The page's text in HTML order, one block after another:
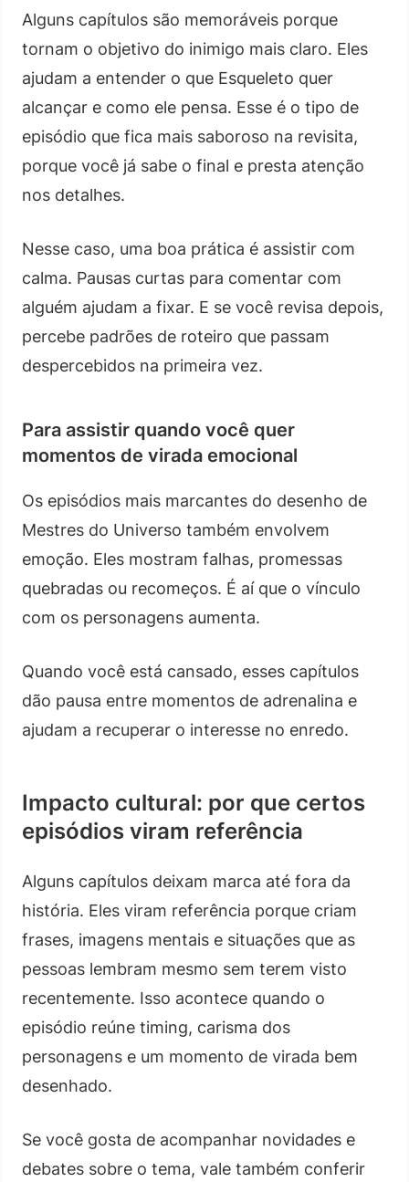
Alguns capítulos são memoráveis porque
tornam o objetivo do inimigo mais claro. Eles
ajudam a entender o que Esqueleto quer
alcançar e como ele pensa. Esse é o tipo de
episódio que fica mais saboroso na revisita,
porque você já sabe o final e presta atenção
nos detalhes.
Nesse caso, uma boa prática é assistir com
calma. Pausas curtas para comentar com
alguém ajudam a fixar. E se você revisa depois,
percebe padrões de roteiro que passam
despercebidos na primeira vez.
Para assistir quando você quer
momentos de virada emocional
Os episódios mais marcantes do desenho de
Mestres do Universo também envolvem
emoção. Eles mostram falhas, promessas
quebradas ou recomeços. É aí que o vínculo
com os personagens aumenta.
Quando você está cansado, esses capítulos
dão pausa entre momentos de adrenalina e
ajudam a recuperar o interesse no enredo.
Impacto cultural: por que certos
episódios viram referência
Alguns capítulos deixam marca até fora da
história. Eles viram referência porque criam
frases, imagens mentais e situações que as
pessoas lembram mesmo sem terem visto
recentemente. Isso acontece quando o
episódio reúne timing, carisma dos
personagens e um momento de virada bem
desenhado.
Se você gosta de acompanhar novidades e
debates sobre o tema, vale também conferir